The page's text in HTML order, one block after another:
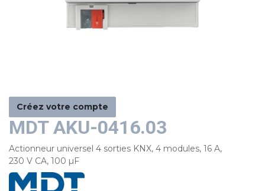
Créez votre compte
MDT AKU-0416.03
Actionneur universel 4 sorties KNX, 4 modules, 16 A,
230 V CA, 100 µF